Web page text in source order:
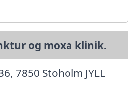
og moxa klinik.
7850 Stoholm JYLL